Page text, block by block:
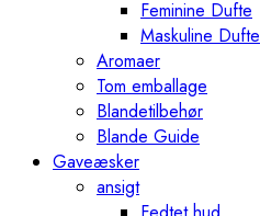
Feminine Dufte
Maskuline Dufte
Aromaer
Tom emballage
Blandetilbehør
Blande Guide
Gaveæsker
ansigt